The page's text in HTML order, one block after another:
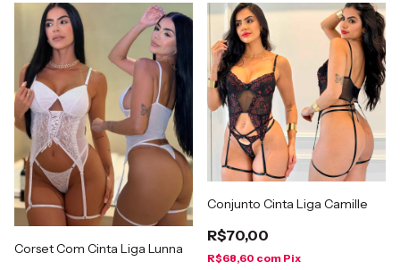
Corset Com Cinta Liga Lunna
Conjunto Cinta Liga Camille
R$70,00
R$68,60 com Pix